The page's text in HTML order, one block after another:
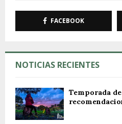
FACEBOOK
NOTICIAS RECIENTES
Temporada